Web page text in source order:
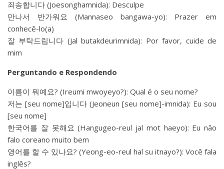
죄송합니다 (Joesonghamnida): Desculpe
만나서 반가워요 (Mannaseo bangawa-yo): Prazer em
conhecê-lo(a)
잘 부탁드립니다 (Jal butakdeurimnida): Por favor, cuide de
mim
Perguntando e Respondendo
이름이 뭐예요? (Ireumi mwoyeyo?): Qual é o seu nome?
저는 [seu nome]입니다 (Jeoneun [seu nome]-imnida): Eu sou
[seu nome]
한국어를 잘 못해요 (Hangugeo-reul jal mot haeyo): Eu não
falo coreano muito bem
영어를 할 수 있나요? (Yeong-eo-reul hal su itnayo?): Você fala
inglês?